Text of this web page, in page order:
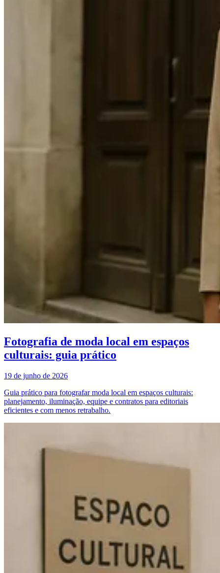
Fotografia de moda local em espaços
culturais: guia prático
19 de junho de 2026
Guia prático para fotografar moda local em espaços culturais:
planejamento, iluminação, equipe e contratos para editoriais
eficientes e com menos retrabalho.